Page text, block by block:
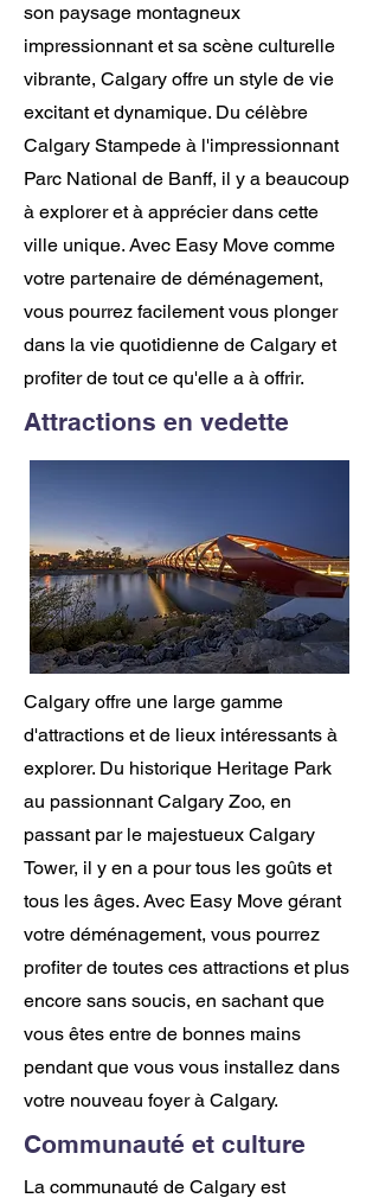
son paysage montagneux
impressionnant et sa scène culturelle
vibrante, Calgary offre un style de vie
excitant et dynamique. Du célèbre
Calgary Stampede à l'impressionnant
Parc National de Banff, il y a beaucoup
à explorer et à apprécier dans cette
ville unique. Avec Easy Move comme
votre partenaire de déménagement,
vous pourrez facilement vous plonger
dans la vie quotidienne de Calgary et
profiter de tout ce qu'elle a à offrir.
Attractions en vedette
Calgary offre une large gamme
d'attractions et de lieux intéressants à
explorer. Du historique Heritage Park
au passionnant Calgary Zoo, en
passant par le majestueux Calgary
Tower, il y en a pour tous les goûts et
tous les âges. Avec Easy Move gérant
votre déménagement, vous pourrez
profiter de toutes ces attractions et plus
encore sans soucis, en sachant que
vous êtes entre de bonnes mains
pendant que vous vous installez dans
votre nouveau foyer à Calgary.
Communauté et culture
La communauté de Calgary est